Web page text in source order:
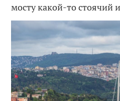
мосту какой-то стоячий